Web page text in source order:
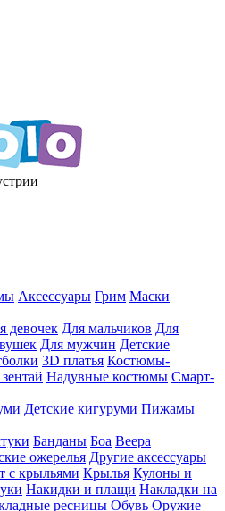
Аксессуары Грим Маски
девочек Для мальчиков Для
Для мужчин Детские
3D платья Костюмы-
Надувные костюмы Смарт-
Детские кигуруми Пижамы
Банданы Боа Веера
ожерелья Другие аксессуары
с крыльями Крылья Кулоны и
Накидки и плащи Накладки на
ресницы Обувь Оружие